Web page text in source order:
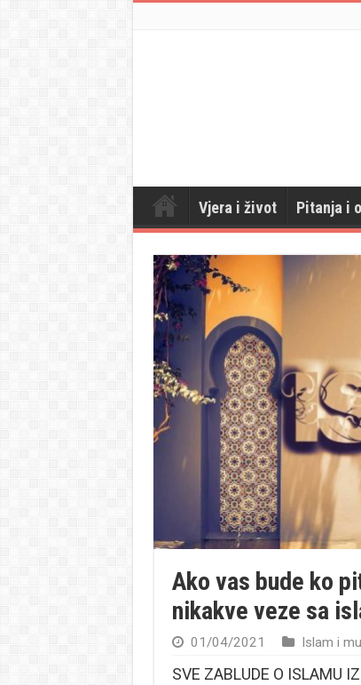
Vjera i život Pitanja i
Ako vas bude ko
nikakve veze sa
01/04/2021 Islam i
SVE ZABLUDE O ISLAMU